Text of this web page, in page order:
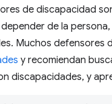
de discapacidad
de la
Muchos defensores
y recomiendan
discapacidades, y